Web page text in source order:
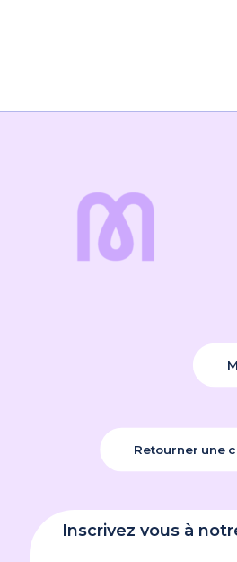
Retourner une
Inscrivez vous à